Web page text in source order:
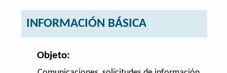
INFORMACIÓN BÁSICA
Objeto: